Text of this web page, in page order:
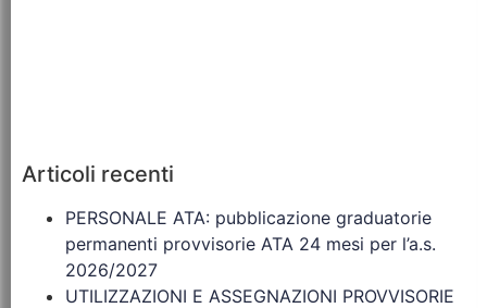
Articoli recenti
PERSONALE ATA: pubblicazione graduatorie
permanenti provvisorie ATA 24 mesi per l’a.s.
2026/2027
UTILIZZAZIONI E ASSEGNAZIONI PROVVISORIE